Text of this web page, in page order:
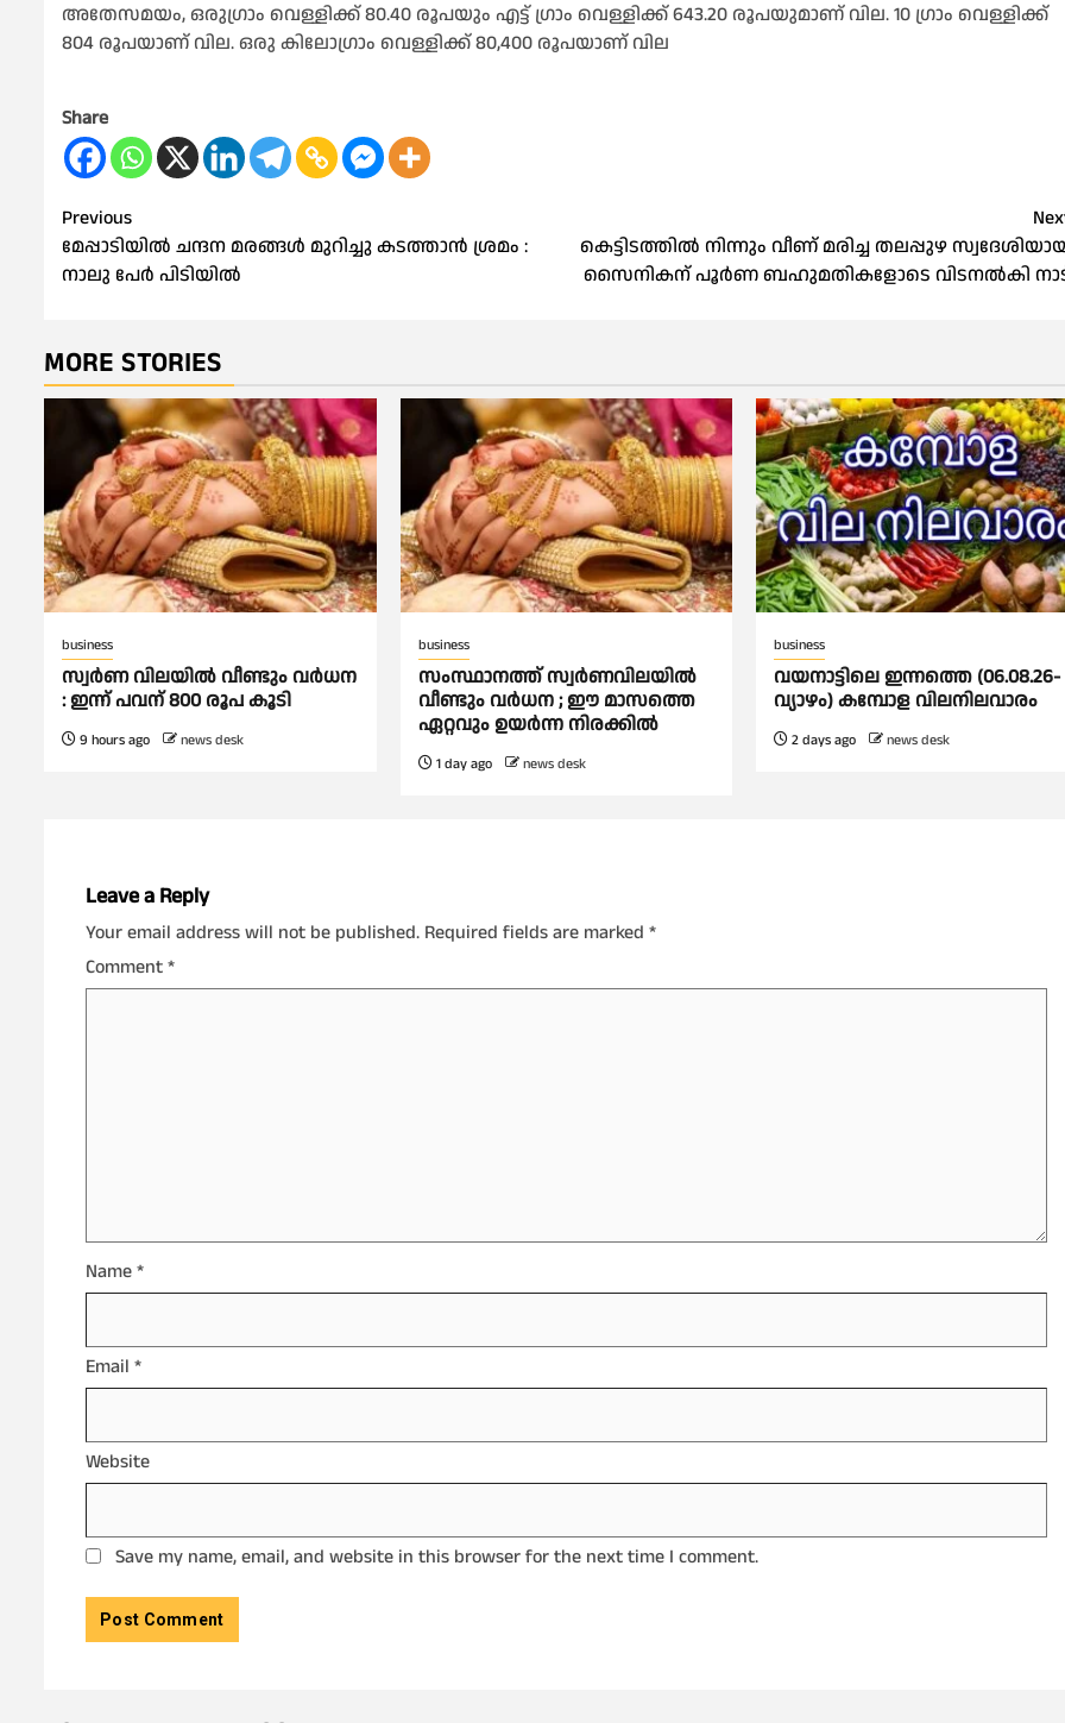
അതേസമയം, ഒരുഗ്രാം വെള്ളിക്ക് 80.40 രൂപയും എട്ട് ഗ്രാം വെള്ളിക്ക് 643.20 രൂപയുമാണ് വില. 10 ഗ്രാം വെള്ളിക്ക്
804 രൂപയാണ് വില. ഒരു കിലോഗ്രാം വെള്ളിക്ക് 80,400 രൂപയാണ് വില
Share
Post
navigation
Previous
മേപ്പാടിയിൽ ചന്ദന മരങ്ങള്‍ മുറിച്ചു കടത്താന്‍ ശ്രമം :
നാലു പേര്‍ പിടിയില്‍
കെട്ടിടത്തില്‍ നിന്നും വീണ് മരിച്ച തലപ്പുഴ
സൈനികന് പൂർണ ബഹുമതികളോടെ വിടനൽകി
MORE STORIES
business
സ്വർണ വിലയില്‍ വീണ്ടും വർധന
: ഇന്ന് പവന് 800 രൂപ കൂടി
9 hours ago news desk
business
സംസ്ഥാനത്ത് സ്വര്‍ണവിലയില്‍
വീണ്ടും വര്‍ധന ; ഈ മാസത്തെ
ഏറ്റവും ഉയര്‍ന്ന നിരക്കില്‍
1 day ago news desk
business
വയനാട്ടിലെ ഇന്നത്തെ (06.08.26-
വ്യാഴം) കമ്പോള വിലനിലവാരം
2 days ago news desk
Leave a Reply
Your email address will not be published. Required fields are marked *
Comment*
Name*
Email *
Website
Save my name, email, and website in this browser for the next time I comment.